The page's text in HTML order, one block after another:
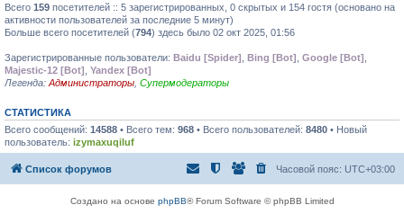
Всего 159 посетителей :: 5 зарегистрированных, 0 скрытых и 154 гостя (основано на
активности пользователей за последние 5 минут)
Больше всего посетителей (794) здесь было 02 окт 2025, 01:56
Зарегистрированные пользователи: Baidu [Spider] Bing [Bot] Google [Bot]
Majestic-12 [Bot] Yandex [Bot]
Легенда: Администраторы Супермодераторы
СТАТИСТИКА
Всего сообщений: 14588 • Всего тем: 968 • Всего пользователей: 8480 • Новый
пользователь: izymaxuqiluf
Список форумов Часовой пояс: UTC+03:00
Создано на основе phpBB® Forum Software © phpBB Limited